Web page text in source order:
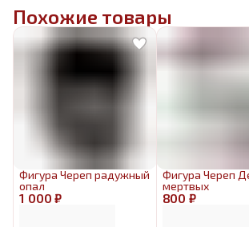
Похожие товары
1 000 ₽
Фигура Череп радужный
опал
800 ₽
Фигура Череп
мертвых